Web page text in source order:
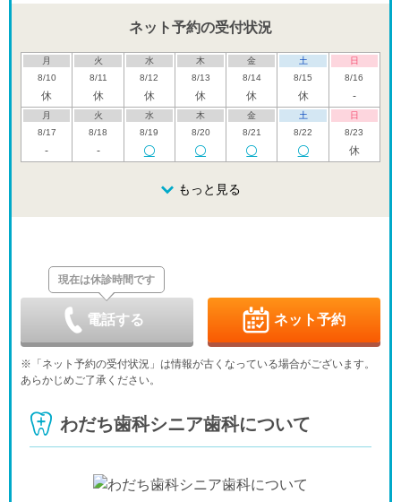
ネット予約の受付状況
月
8/10
休
火
8/11
休
水
8/12
休
木
8/13
休
金
8/14
休
土
8/15
休
日
8/16
-
月
8/17
-
火
8/18
-
水
8/19
木
8/20
金
8/21
土
8/22
日
8/23
休
8/27
9/7
火
9/8
水
9/9
9/10
9/11
-
9/12
9/13
- - - -
金
- - 休
月
休
火
休
水
休 - - -
- -
もっと見る
現在は休診時間です
電話する ネット予約
※「ネット予約の受付状況」は情報が古くなっている場合がございます。
あらかじめご了承ください。
わだち歯科シニア歯科について